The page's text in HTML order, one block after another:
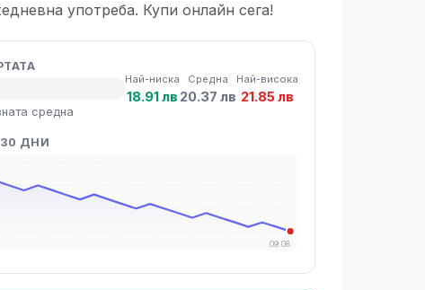
употреба. Купи онлайн сега!
средна
Най-ниска
18.91 лв
Средна
20.37 лв
Най-висока
21.85 лв
ДНИ
09.08